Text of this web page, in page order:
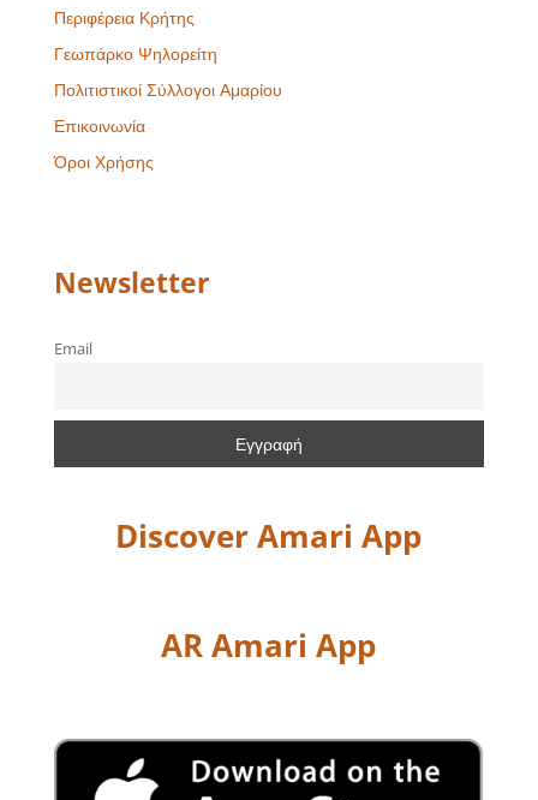
Περιφέρεια Κρήτης
Γεωπάρκο Ψηλορείτη
Πολιτιστικοί Σύλλογοι Αμαρίου
Επικοινωνία
Όροι Χρήσης
Newsletter
Email
Discover Amari App
AR Amari App